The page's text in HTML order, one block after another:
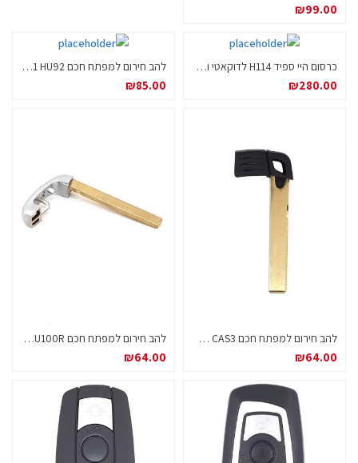
₪99.00
כרסום היי ספיד H114 לדוקאטי ובמוו מתוצרת סילקה איטליה
₪280.00
להב חירום למפתח חכם BMW CAS1 HU92
₪85.00
להב חירום למפתח חכם BMW CAS3
₪64.00
להב חירום למפתח חכם BMW CAS4 HU100R
₪64.00